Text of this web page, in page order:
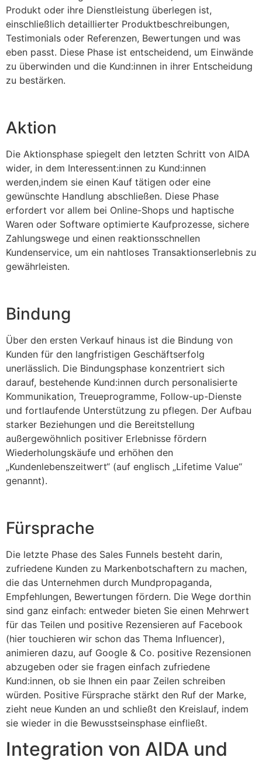
Produkt oder ihre Dienstleistung überlegen ist,
einschließlich detaillierter Produktbeschreibungen,
Testimonials oder Referenzen, Bewertungen und was
eben passt. Diese Phase ist entscheidend, um Einwände
zu überwinden und die Kund:innen in ihrer Entscheidung
zu bestärken.
Aktion
Die Aktionsphase spiegelt den letzten Schritt von AIDA
wider, in dem Interessent:innen zu Kund:innen
werden,indem sie einen Kauf tätigen oder eine
gewünschte Handlung abschließen. Diese Phase
erfordert vor allem bei Online-Shops und haptische
Waren oder Software optimierte Kaufprozesse, sichere
Zahlungswege und einen reaktionsschnellen
Kundenservice, um ein nahtloses Transaktionserlebnis zu
gewährleisten.
Bindung
Über den ersten Verkauf hinaus ist die Bindung von
Kunden für den langfristigen Geschäftserfolg
unerlässlich. Die Bindungsphase konzentriert sich
darauf, bestehende Kund:innen durch personalisierte
Kommunikation, Treueprogramme, Follow-up-Dienste
und fortlaufende Unterstützung zu pflegen. Der Aufbau
starker Beziehungen und die Bereitstellung
außergewöhnlich positiver Erlebnisse fördern
Wiederholungskäufe und erhöhen den
„Kundenlebenszeitwert“ (auf englisch „Lifetime Value“
genannt).
Fürsprache
Die letzte Phase des Sales Funnels besteht darin,
zufriedene Kunden zu Markenbotschaftern zu machen,
die das Unternehmen durch Mundpropaganda,
Empfehlungen, Bewertungen fördern. Die Wege dorthin
sind ganz einfach: entweder bieten Sie einen Mehrwert
für das Teilen und positive Rezensieren auf Facebook
(hier touchieren wir schon das Thema Influencer),
animieren dazu, auf Google & Co. positive Rezensionen
abzugeben oder sie fragen einfach zufriedene
Kund:innen, ob sie Ihnen ein paar Zeilen schreiben
würden. Positive Fürsprache stärkt den Ruf der Marke,
zieht neue Kunden an und schließt den Kreislauf, indem
sie wieder in die Bewusstseinsphase einfließt.
Integration von AIDA und